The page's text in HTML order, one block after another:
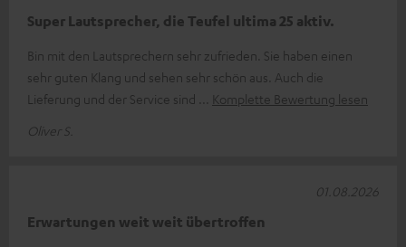
Super Lautsprecher, die Teufel ultima 25 aktiv.
Bin mit den Lautsprechern sehr zufrieden. Sie haben einen
sehr guten Klang und sehen sehr schön aus. Auch die
Lieferung und der Service sind
Komplette Bewertung lesen
Oliver S.
Erwartungen weit weit übertroffen
01.08.2026